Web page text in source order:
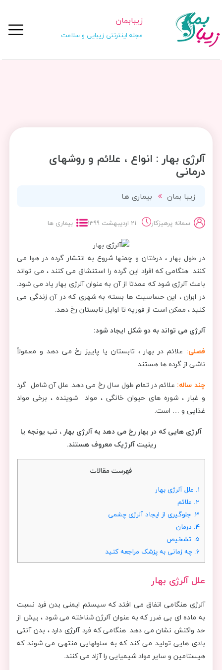
زیبابمان
مجله اینترنتی زیبایی و سلامت
آلرژی بهار : انواع ، علائم و روشهای
درمانی
زیبا بمان بیماری ها
سمانه پرهیزکار 21 اردیبهشت 1399 بیماری ها
در طول بهار ، درختان و چمنها شروع به انتشار گرده در هوا می
کنند. هنگامی که افراد این گرده را استنشاق می کنند ، می تواند
باعث آلرژی شود که عمدتا از آن به عنوان آلرژی بهار یاد می شود.
در ابران ، این حساسیت ها بسته به شهری که در آن زندگی می
کنید ، ممکن است از فوریه تا اوایل تابستان رخ دهد.
آلرژی می تواند به دو شکل ایجاد شود:
فصلی: علائم در بهار ، تابستان یا پاییز رخ می دهد و معمولاً
ناشی از گرده ها هستند
چند ساله: علائم در تمام طول سال رخ می دهد. علل آن شامل گرد
و غبار ، شوره های حیوان خانگی ، مواد شوینده ، برخی مواد
غذایی و … است.
آلرژی هایی که در بهار رخ می دهد به آلرژی بهار ، تب یونجه یا
رینیت آلرژیک معروف هستند.
فهرست مقالات
1. علل آلرژی بهار
2. علائم
3. جلوگیری از ایجاد آلرژی چشمی
4. درمان
5. تشخیص
6. چه زمانی به پزشک مراجعه کنید
علل آلرژی بهار
آلرژی هنگامی اتفاق می افتد که سیستم ایمنی بدن فرد نسبت
به ماده ای بی ضرر که به عنوان آلرژن شناخته می شود ، بیش از
حد واکنش نشان می دهد. هنگامی که فرد آلرژی دارد ، بدن آنتی
بادی هایی تولید می کند که به سلولهایی منتهی می شوند که
هیستامین و سایر مواد شیمیایی را آزاد می کنند.